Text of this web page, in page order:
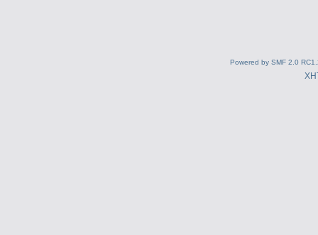
Powered by SMF 2.0